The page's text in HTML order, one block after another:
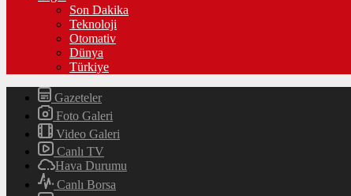
Son Dakika
Teknoloji
Otomativ
Dünya
Türkiye
Gazeteler
Foto Galeri
Video Galeri
Canlı TV
Hava Durumu
Canlı Borsa